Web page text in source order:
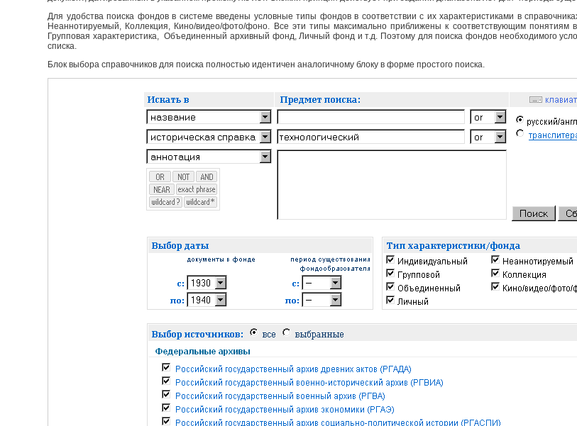
Для удобства поиска фондов в системе введены условные типы фондов в соответствии с их характеристиками в
Неаннотируемый, Коллекция, Кино/видео/фото/фоно. Все эти типы максимально приближены к соответствующим понятиям
Групповая характеристика, Объединенный архивный фонд, Личный фонд и т.д. Поэтому для поиска фондов необходимого
списка.
Блок выбора справочников для поиска полностью идентичен аналогичному блоку в форме простого поиска.